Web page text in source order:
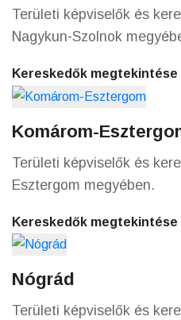
Területi képviselők és
Nagykun-Szolnok
Kereskedők megtekintése
Komárom-
Területi képviselők és
Esztergom megyében.
Kereskedők megtekintése
Nógrád
Területi képviselők és